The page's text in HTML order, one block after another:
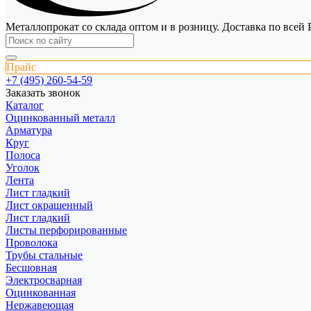
Металлопрокат со склада оптом и в розницу. Доставка по всей
Прайс
+7 (495) 260-54-59
Заказать звонок
Каталог
Оцинкованный металл
Арматура
Круг
Полоса
Уголок
Лента
Лист гладкий
Лист окрашенный
Лист гладкий
Листы перфорированные
Проволока
Трубы стальные
Бесшовная
Электросварная
Оцинкованная
Нержавеющая